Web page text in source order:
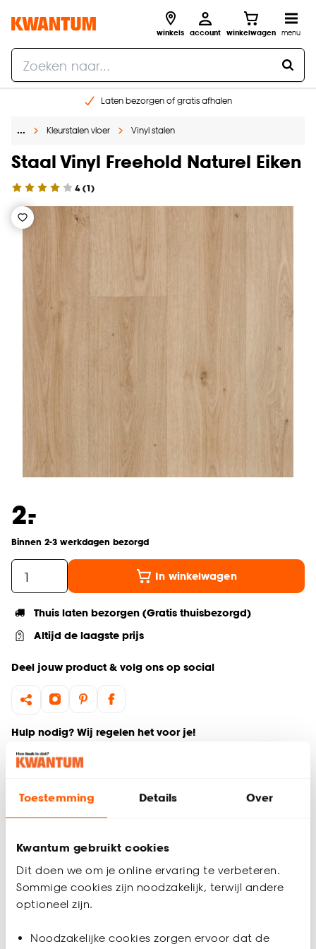
Toestemming Details Over
Kwantum gebruikt cookies
Dit doen we om je online ervaring te verbeteren.
Sommige cookies zijn noodzakelijk, terwijl andere
optioneel zijn.
Noodzakelijke cookies zorgen ervoor dat de
winkels account winkelwagen menu
Laten bezorgen of gratis afhalen
Gratis raam advies en opmeten aan huis
… Kleurstalen vloer Vinyl stalen
Staal Vinyl Freehold Naturel Eiken
4(1)
2.
-
Binnen 2-3 werkdagen bezorgd
In winkelwagen
Thuis laten bezorgen (Gratis thuisbezorgd)
Altijd de laagste prijs
Deel jouw product & volg ons op social
Hulp nodig? Wij regelen het voor je!
Productomschrijving
interieur past? Bestel vrijblijvend één of meerdere kleurstalen
Zo ben je 100% zeker van de juiste keuze. De kleurstalen
worden binnen 2 à 3 werkdagen thuisbezorgd en passen
door de brievenbus. Afmeting staal vinyl: 15 x 21 cm.
Productspecificaties